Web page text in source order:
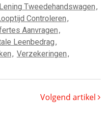
Lening Tweedehandswagen,
Controleren,
Aanvragen,
Leenbedrag,
, Verzekeringen,
Volgend artikel